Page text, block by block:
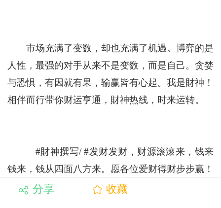
市场充满了变数，却也充满了机遇。博弈的是
人性，最强的对手从来不是变数，而是自己。贪婪
与恐惧，有因就有果，输赢皆有心起。我是財神！
相伴而行带你财运亨通，財神热线，时来运转。
#財神撰写/ #发财发财，财源滚滚来，钱来
钱来，钱从四面八方来。愿各位爱财得财步步赢！
分享 收藏